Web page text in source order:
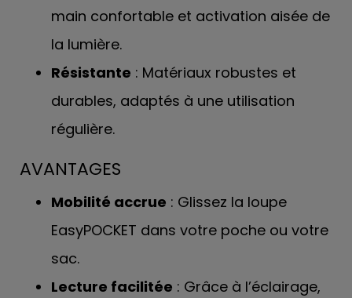
main confortable et activation aisée de
la lumière.
Résistante : Matériaux robustes et
durables, adaptés à une utilisation
régulière.
AVANTAGES
Mobilité accrue : Glissez la loupe
EasyPOCKET dans votre poche ou votre
sac.
Lecture facilitée : Grâce à l’éclairage,